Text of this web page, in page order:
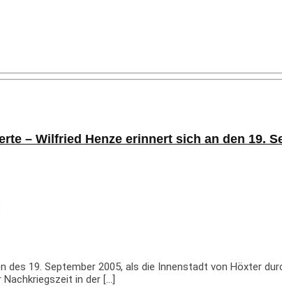
– Wilfried Henze erinnert sich an den 19.
des 19. September 2005, als die Innenstadt von Höxter
in der […]